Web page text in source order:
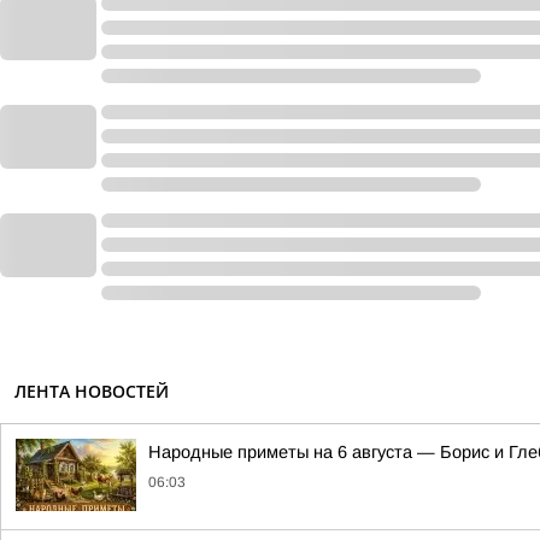
ЛЕНТА НОВОСТЕЙ
Hapoдныe пpимeты нa 6 aвгуcтa — Бopиc и
06:03